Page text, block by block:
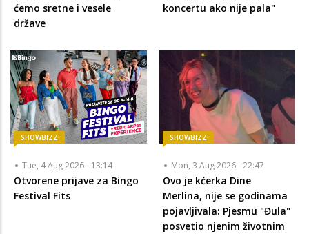
ćemo sretne i vesele
države
koncertu ako nije pala"
SHOWBIZZ
Tue, 4 Aug 2026 - 13:14
Otvorene prijave za Bingo
Festival Fits
SHOWBIZZ
Mon, 3 Aug 2026 - 22:47
Ovo je kćerka Dine
Merlina, nije se godinama
pojavljivala: Pjesmu "Đula"
posvetio njenim životnim